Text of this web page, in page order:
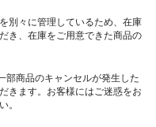
別々に管理しているため、在庫
き、在庫をご用意できた商品の
商品のキャンセルが発生した
きます。お客様にはご迷惑をお
。